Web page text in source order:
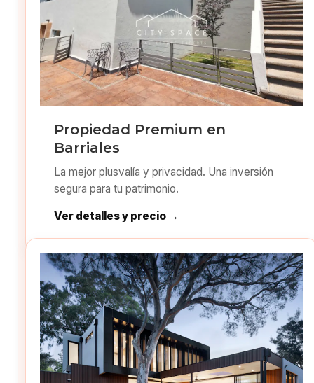
Propiedad Premium en
Barriales
La mejor plusvalía y privacidad. Una inversión
segura para tu patrimonio.
Ver detalles y precio →